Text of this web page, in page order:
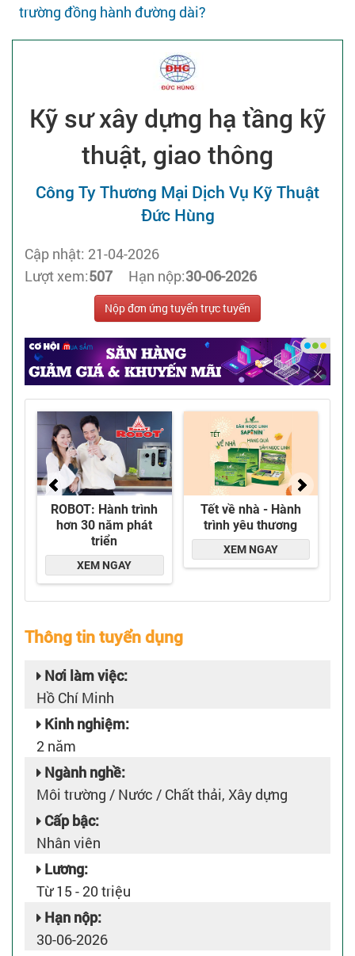
trường đồng hành đường dài?
Kỹ sư xây dựng hạ tầng kỹ
thuật, giao thông
Công Ty Thương Mại Dịch Vụ Kỹ Thuật
Đức Hùng
Cập nhật: 21-04-2026
Lượt xem:507 Hạn nộp:30-06-2026
Nộp đơn ứng tuyển trực tuyến
Thông tin tuyển dụng
Nơi làm việc:
Hồ Chí Minh
Kinh nghiệm:
2 năm
Ngành nghề:
Môi trường / Nước / Chất thải, Xây dựng
Cấp bậc:
Nhân viên
Lương:
Từ 15 - 20 triệu
Hạn nộp:
30-06-2026